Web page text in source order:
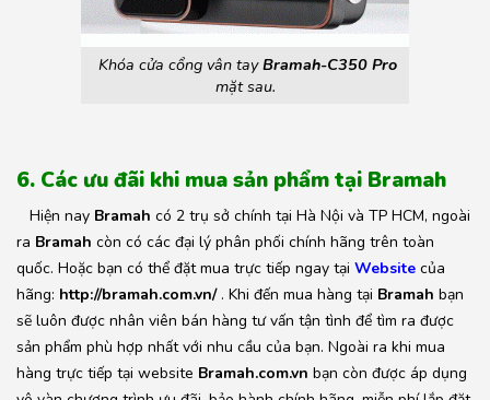
Khóa cửa cổng vân tayBramah-C350 Pro
mặt sau.
6. Các ưu đãi khi mua sản phẩm tại Bramah
Hiện nay Bramah có 2 trụ sở chính tại Hà Nội và TP HCM, ngoài
ra Bramah còn có các đại lý phân phối chính hãng trên toàn
quốc. Hoặc bạn có thể đặt mua trực tiếp ngay tại Website của
hãng: http://bramah.com.vn/. Khi đến mua hàng tại Bramah bạn
sẽ luôn được nhân viên bán hàng tư vấn tận tình để tìm ra được
sản phẩm phù hợp nhất với nhu cầu của bạn. Ngoài ra khi mua
hàng trực tiếp tại website Bramah.com.vn bạn còn được áp dụng